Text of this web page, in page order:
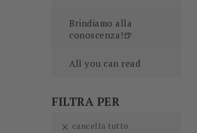
Brindiamo alla
conoscenza!🍺
All you can read
FILTRA PER
 cancella tutto